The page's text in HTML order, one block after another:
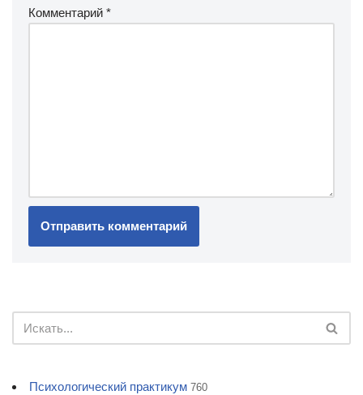
Комментарий *
Психологический практикум 760